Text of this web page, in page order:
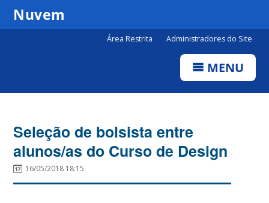
Nuvem
Área Restrita Administradores do Site
MENU
Seleção de bolsista entre
alunos/as do Curso de Design
16/05/2018 18:15